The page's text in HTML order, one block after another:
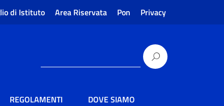
di Istituto Area Riservata Pon Privacy
REGOLAMENTI DOVE SIAMO